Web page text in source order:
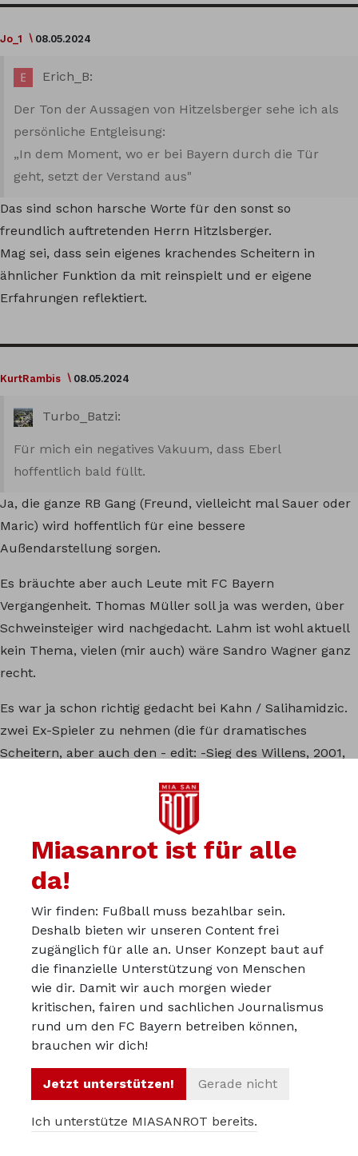
Jo_1 08.05.2024
Erich_B:
Der Ton der Aussagen von Hitzelsberger sehe ich als
persönliche Entgleisung:
„In dem Moment, wo er bei Bayern durch die Tür
geht, setzt der Verstand aus"
Das sind schon harsche Worte für den sonst so
freundlich auftretenden Herrn Hitzlsberger.
Mag sei, dass sein eigenes krachendes Scheitern in
ähnlicher Funktion da mit reinspielt und er eigene
Erfahrungen reflektiert.
KurtRambis 08.05.2024
Turbo_Batzi:
Für mich ein negatives Vakuum, dass Eberl
hoffentlich bald füllt.
Ja, die ganze RB Gang (Freund, vielleicht mal Sauer oder
Maric) wird hoffentlich für eine bessere
Außendarstellung sorgen.
Es bräuchte aber auch Leute mit FC Bayern
Vergangenheit. Thomas Müller soll ja was werden, über
Schweinsteiger wird nachgedacht. Lahm ist wohl aktuell
kein Thema, vielen (mir auch) wäre Sandro Wagner ganz
recht.
Es war ja schon richtig gedacht bei Kahn / Salihamidzic.
zwei Ex-Spieler zu nehmen (die für dramatisches
Scheitern, aber auch den - edit: -Sieg des Willens, 2001,
anon49020724 08.05.2024
man kann nur hoffen, dass bei der JHV den Protaginisten
auf der Bühne entsprchende Reaktionen
entgegenschlagen!
08.05.2024
KurtRambis:
Triumph des Willens
unglücklich.
Miasanrot ist für alle
da!
Wir finden: Fußball muss bezahlbar sein.
Deshalb bieten wir unseren Content frei
zugänglich für alle an. Unser Konzept baut auf
die finanzielle Unterstützung von Menschen
wie dir. Damit wir auch morgen wieder
kritischen, fairen und sachlichen Journalismus
rund um den FC Bayern betreiben können,
brauchen wir dich!
Jetzt unterstützen! Gerade nicht
Ich unterstütze MIASANROT bereits.